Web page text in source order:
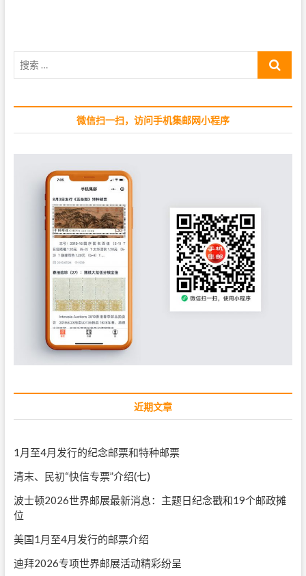
p
s
:
:
微信扫一扫，访问手机集邮网小程序
近期文章
1月至4月发行的纪念邮票和特种邮票
清末、民初“快信专票”介绍(七)
波士顿2026世界邮展最新消息：主题日纪念戳和19个邮政摊
位
美国1月至4月发行的邮票介绍
迪拜2026专项世界邮展活动精彩纷呈